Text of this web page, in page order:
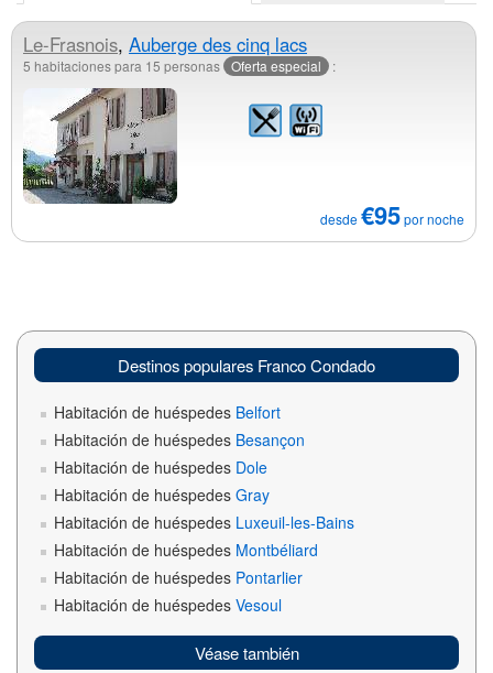
Le-Frasnois, Auberge des cinq lacs
5 habitaciones para 15 personas Oferta especial :
desde€95por noche
Destinos populares Franco Condado
Habitación de huéspedes Belfort
Habitación de huéspedes Besançon
Habitación de huéspedes Dole
Habitación de huéspedes Gray
Habitación de huéspedes Luxeuil-les-Bains
Habitación de huéspedes Montbéliard
Habitación de huéspedes Pontarlier
Habitación de huéspedes Vesoul
Véase también